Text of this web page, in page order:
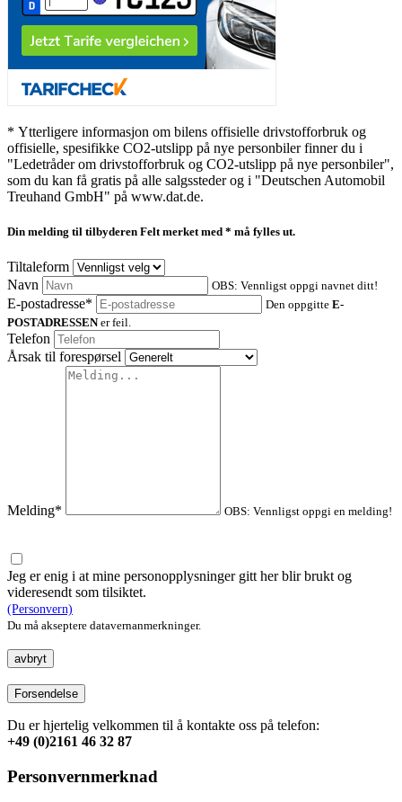
* Ytterligere informasjon om bilens offisielle drivstofforbruk og
offisielle, spesifikke CO2-utslipp på nye personbiler finner du i
"Ledetråder om drivstofforbruk og CO2-utslipp på nye personbiler",
som du kan få gratis på alle salgssteder og i "Deutschen Automobil
Treuhand GmbH" på www.dat.de.
Din melding til tilbyderen Felt merket med * må fylles ut.
Tiltaleform
Navn
OBS: Vennligst oppgi navnet ditt!
E-postadresse* Den oppgitte E-
POSTADRESSENer feil.
Telefon
Årsak til forespørsel
Melding* OBS: Vennligst oppgi en melding!
Jeg er enig i at mine personopplysninger gitt her blir brukt og
videresendt som tilsiktet.
(Personvern)
Du må akseptere datavernanmerkninger.
avbryt
Forsendelse
Du er hjertelig velkommen til å kontakte oss på telefon:
+49 (0)2161 46 32 87
Personvernmerknad